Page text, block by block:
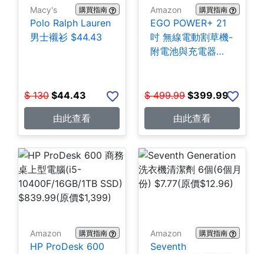
Macy's 購買指南
Polo Ralph Lauren
男士襯衫 $44.43
$ 130 $44.43
由此查看
Amazon 購買指南
EGO POWER+ 21
吋 無線電動割草機-
附電池與充電器
$ 499.99 $399.99
由此查看
Amazon 購買指南
HP ProDesk 600
Amazon 購買指南
Seventh